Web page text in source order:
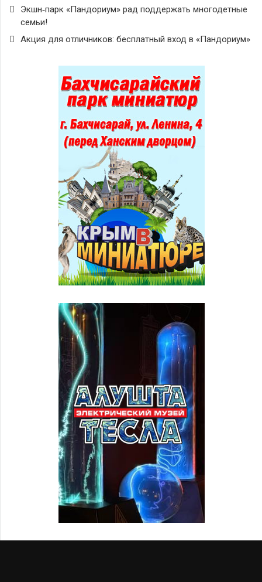
Экшн‑парк «Пандориум» рад поддержать многодетные
семьи!
Акция для отличников: бесплатный вход в «Пандориум»